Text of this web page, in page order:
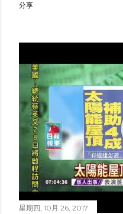
分享
星期四, 10月 26, 2017